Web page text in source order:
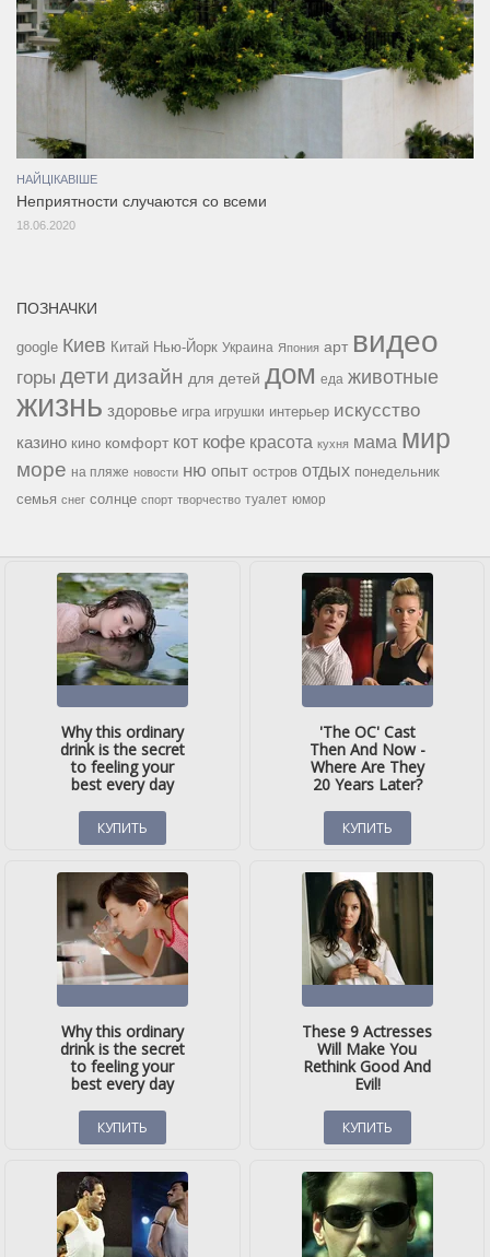
НАЙЦІКАВІШЕ
Неприятности случаются со всеми
18.06.2020
ПОЗНАЧКИ
google Киев Китай Нью-Йорк Украина Япония арт видео
горы дети дизайн для детей дом еда животные
жизнь здоровье игра игрушки интерьер искусство
казино кино комфорт кот кофе красота кухня мама мир
море на пляже новости ню опыт остров отдых понедельник
семья снег солнце спорт творчество туалет юмор